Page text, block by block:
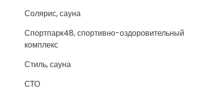
Солярис, сауна
Спортпарк48, спортивно-оздоровительный
комплекс
Стиль, сауна
СТО